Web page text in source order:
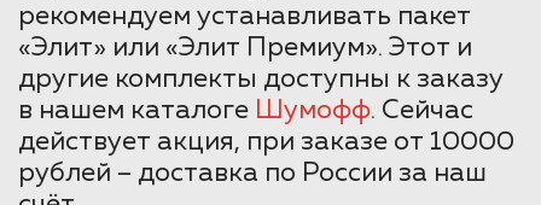
рекомендуем устанавливать пакет
«Элит» или «Элит Премиум». Этот и
другие комплекты доступны к заказу
в нашем каталоге Шумофф. Сейчас
действует акция, при заказе от 10000
рублей – доставка по России за наш